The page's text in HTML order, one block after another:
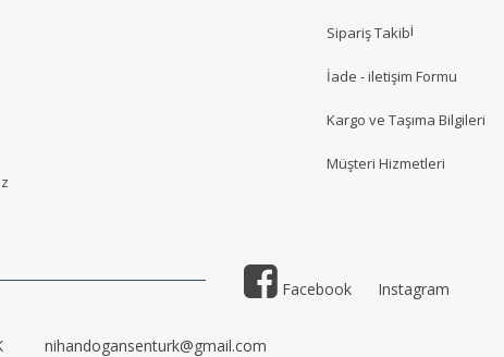
Sipariş Takibi
İade - iletişim Formu
Kargo ve Taşıma Bilgileri
Müşteri Hizmetleri
Facebook Instagram
nihandogansenturk@gmail.com